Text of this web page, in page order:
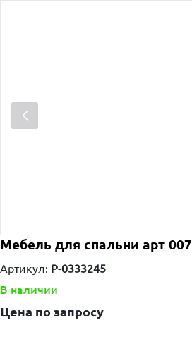
Мебель для спальни арт 007
Артикул: P-0333245
В наличии
Цена по запросу